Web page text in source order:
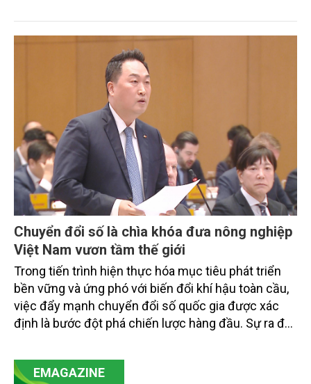
trình thu hút sự tham gia của đông đảo đại biểu đến
từ các cơ quan quản lý nhà nước, đơn vị nghiên cứu,
doanh nghiệp, hợp tác xã và nông dân đang trực
tiếp triển khai mô hình sản xuất lúa phát thải thấp.
Chuyển đổi số là chìa khóa đưa nông nghiệp
Việt Nam vươn tầm thế giới
Trong tiến trình hiện thực hóa mục tiêu phát triển
bền vững và ứng phó với biến đổi khí hậu toàn cầu,
việc đẩy mạnh chuyển đổi số quốc gia được xác
định là bước đột phá chiến lược hàng đầu. Sự ra đời
mạnh mẽ, thúc đẩy quá trình cải cách toàn diện,
minh bạch hóa chuỗi cung ứng và nâng cao hiệu
EMAGAZINE